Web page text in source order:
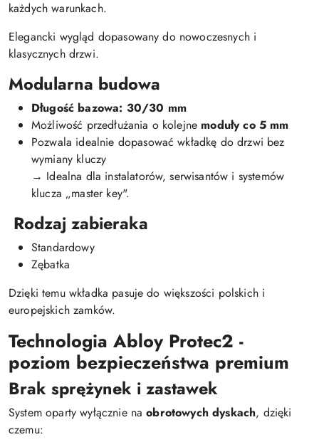
każdych warunkach.
Elegancki wygląd dopasowany do nowoczesnych i
klasycznych drzwi.
Modularna budowa
Długość bazowa: 30/30 mm
Możliwość przedłużania o kolejne moduły co 5 mm
Pozwala idealnie dopasować wkładkę do drzwi bez
wymiany kluczy
→ Idealna dla instalatorów, serwisantów i systemów
klucza „master key".
Rodzaj zabieraka
Standardowy
Zębatka
Dzięki temu wkładka pasuje do większości polskich i
europejskich zamków.
Technologia Abloy Protec2 -
poziom bezpieczeństwa premium
Brak sprężynek i zastawek
System oparty wyłącznie naobrotowych dyskach, dzięki
czemu: